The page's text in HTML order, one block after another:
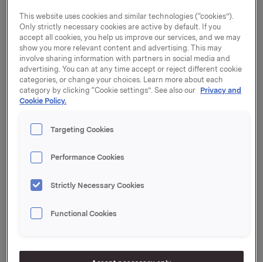
Orkla Care vil fra og med 1. juni bestå av selskapene
Orkla Home & Personal Care, Orkla Health, Orkla
Wound Care og HSNG. Forretningsområdet vil fra
samme dato bli del av ansvarsområdet til
konserndirektør Atle Vidar Nagel Johansen, ved siden
av ansvaret han allerede har for Supply Chain.
– Atle Vidar har lang erfaring og solide resultater å
forretningsområdet vil bli godt posisjonert for å skape
organisk vekst gjennom innovasjon og
merkevarebygging fremover, sier konstituert
konsernsjef Terje Andersen.
Nagel Johansen har siden 1. oktober 2018 vært
Orklas konsernledelse siden 2012, som
ulike lederstillinger i konsernet.
This website uses cookies and similar technologies (“cookies”).
Only strictly necessary cookies are active by default. If you
accept all cookies, you help us improve our services, and we may
show you more relevant content and advertising. This may
involve sharing information with partners in social media and
advertising. You can at any time accept or reject different cookie
categories, or change your choices. Learn more about each
category by clicking “Cookie settings”. See also our Privacy and
Cookie Policy.
Targeting Cookies
Performance Cookies
Strictly Necessary Cookies
Functional Cookies